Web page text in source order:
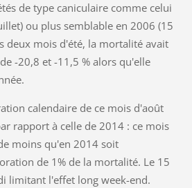
de type caniculaire comme celui
ou plus semblable en 2006 (15
deux mois d'été, la mortalité avait
-20,8 et -11,5 % alors qu'elle
calendaire de ce mois d'août
rapport à celle de 2014 : ce mois
moins qu'en 2014 soit
de 1% de la mortalité. Le 15
limitant l'effet long week-end.